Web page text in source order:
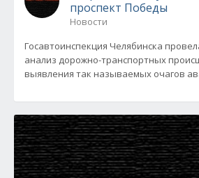
проспект Победы
Новости
Госавтоинспекция Челябинска
анализ дорожно-транспортных
выявления так называемых очагов